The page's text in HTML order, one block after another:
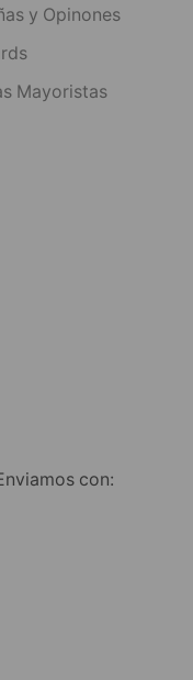
y Opinones
Mayoristas
con: